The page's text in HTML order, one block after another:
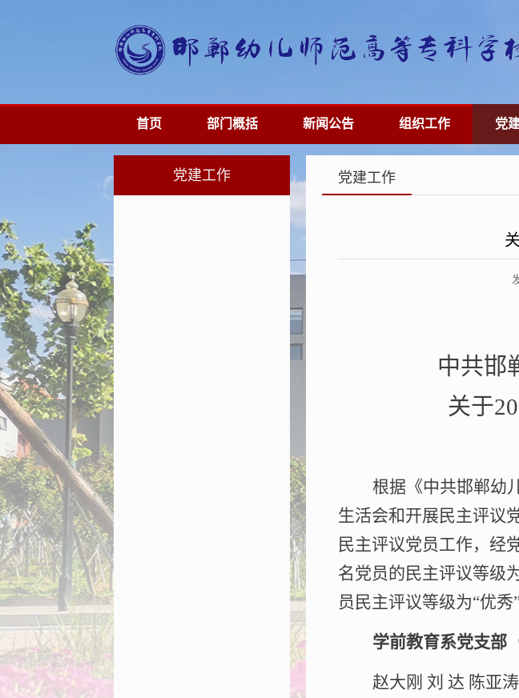
首页 部门概括 新闻公告 组织工作 党
党建工作 党建工作
中共邯
关于
根据《中共邯郸幼
生活会和开展民主评议
民主评议党员工作，经
名党员的民主评议等级
员民主评议等级为“优秀
学前教育系党支部
赵大刚 刘 达 陈亚涛